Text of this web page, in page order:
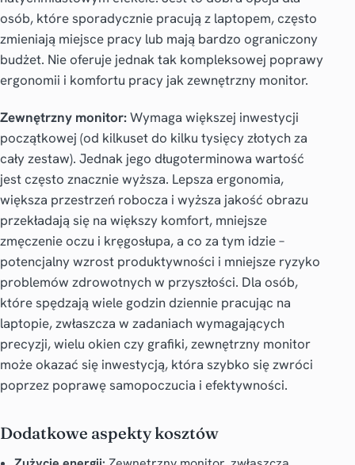
osób, które sporadycznie pracują z laptopem, często
zmieniają miejsce pracy lub mają bardzo ograniczony
budżet. Nie oferuje jednak tak kompleksowej poprawy
ergonomii i komfortu pracy jak zewnętrzny monitor.
Zewnętrzny monitor:Wymaga większej inwestycji
początkowej (od kilkuset do kilku tysięcy złotych za
cały zestaw). Jednak jego długoterminowa wartość
jest często znacznie wyższa. Lepsza ergonomia,
większa przestrzeń robocza i wyższa jakość obrazu
przekładają się na większy komfort, mniejsze
zmęczenie oczu i kręgosłupa, a co za tym idzie –
potencjalny wzrost produktywności i mniejsze ryzyko
problemów zdrowotnych w przyszłości. Dla osób,
które spędzają wiele godzin dziennie pracując na
laptopie, zwłaszcza w zadaniach wymagających
precyzji, wielu okien czy grafiki, zewnętrzny monitor
może okazać się inwestycją, która szybko się zwróci
poprzez poprawę samopoczucia i efektywności.
Dodatkowe aspekty kosztów